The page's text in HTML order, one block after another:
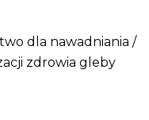
dla nawadniania /
zdrowia gleby